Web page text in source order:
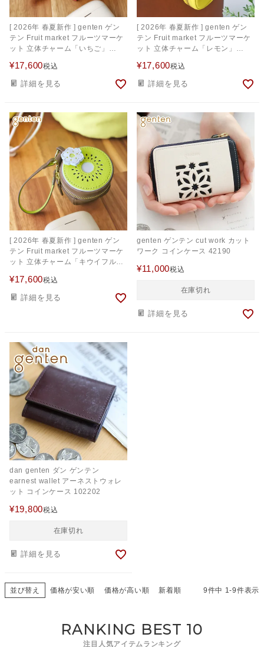
[ 2026年 春夏新作 ] genten ゲン
テン Fruit market フルーツマーケ
ット 立体チャーム「いちご」
¥17,600税込
詳細を見る
[ 2026年 春夏新作 ] genten ゲン
テン Fruit market フルーツマーケ
ット 立体チャーム「レモン」
¥17,600税込
詳細を見る
[ 2026年 春夏新作 ] genten ゲン
テン Fruit market フルーツマーケ
ット 立体チャーム「キウイフルー
¥17,600税込
詳細を見る
genten ゲンテン cut work カット
ワーク コインケース 42190
¥11,000税込
在庫切れ
詳細を見る
dan genten ダン ゲンテン
earnest wallet アーネストウォレ
ット コインケース 102202
¥19,800税込
在庫切れ
詳細を見る
並び替え 価格が安い順 価格が高い順 新着順 9件中 1-9件表示
RANKING BEST 10
注目人気アイテムランキング